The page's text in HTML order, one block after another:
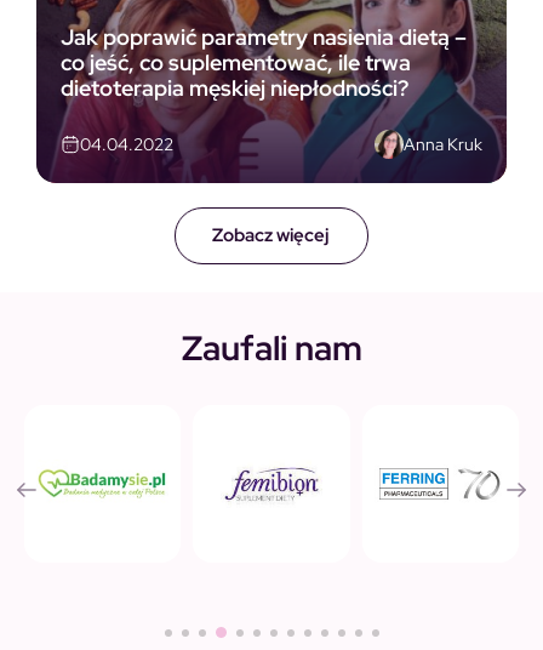
Zobacz więcej
Jak poprawić parametry nasienia dietą –
co jeść, co suplementować, ile trwa
dietoterapia męskiej niepłodności?
04.04.2022 Anna Kruk
Zaufali nam